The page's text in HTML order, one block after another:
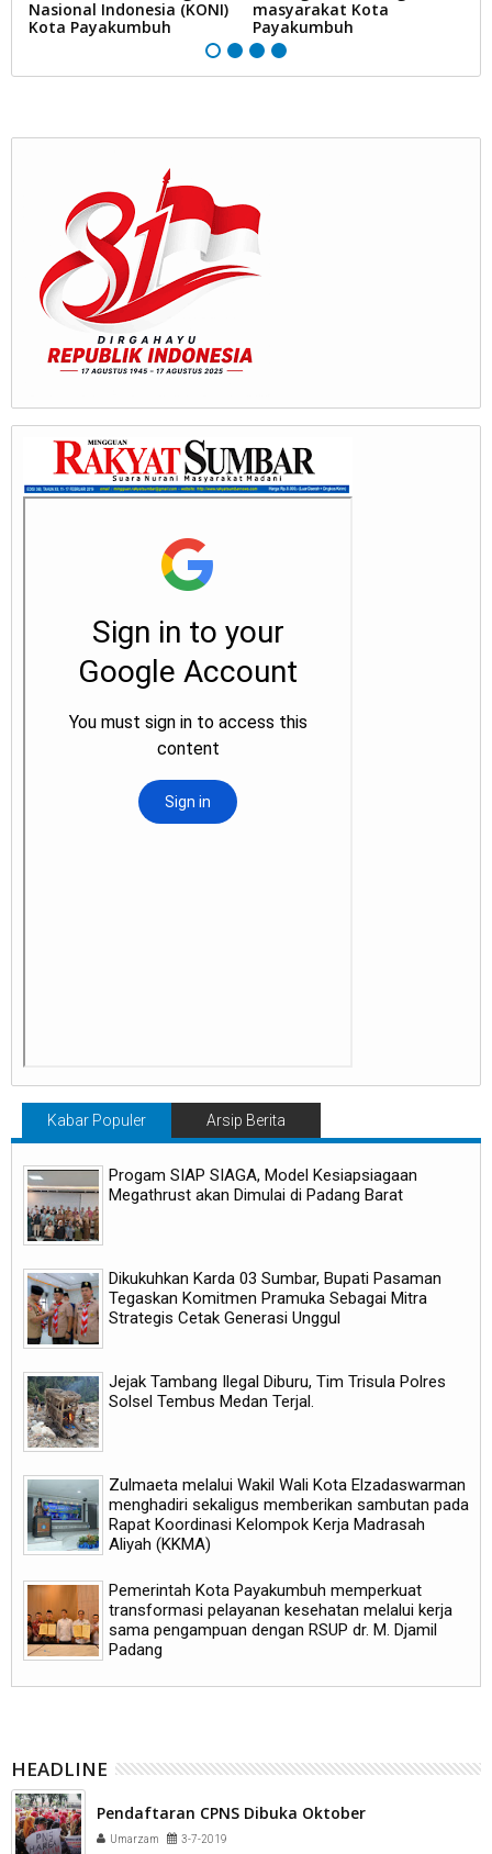
Nasional Indonesia (KONI)
Kota Payakumbuh
masyarakat Kota
Payakumbuh
Kabar Populer Arsip Berita
Progam SIAP SIAGA, Model Kesiapsiagaan
Megathrust akan Dimulai di Padang Barat
Dikukuhkan Karda 03 Sumbar, Bupati Pasaman
Tegaskan Komitmen Pramuka Sebagai Mitra
Strategis Cetak Generasi Unggul
Jejak Tambang Ilegal Diburu, Tim Trisula Polres
Solsel Tembus Medan Terjal.
Zulmaeta melalui Wakil Wali Kota Elzadaswarman
menghadiri sekaligus memberikan sambutan pada
Rapat Koordinasi Kelompok Kerja Madrasah
Aliyah (KKMA)
Pemerintah Kota Payakumbuh memperkuat
transformasi pelayanan kesehatan melalui kerja
sama pengampuan dengan RSUP dr. M. Djamil
Padang
HEADLINE
Pendaftaran CPNS Dibuka Oktober
Umarzam 3-7-2019